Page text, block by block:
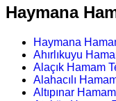
Haymana
Haymana
Ahırlıkuyu
Alaçık Hamam
Alahacılı
Altıpınar